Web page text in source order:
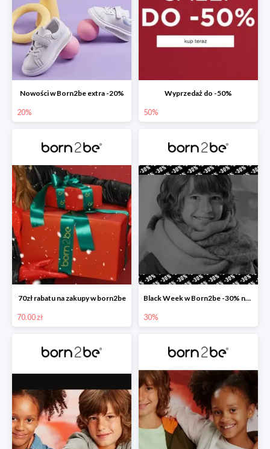
Nowości w Born2be extra -20%
20%
Wyprzedaż do -50%
50%
70zł rabatu na zakupy w born2be
70.00 zł
Black Week w Born2be -30% na wszystko
30%